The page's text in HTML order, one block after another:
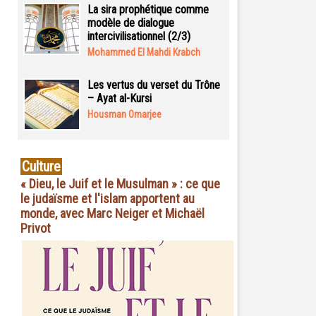
La sira prophétique comme
modèle de dialogue
intercivilisationnel (2/3)
Mohammed El Mahdi Krabch
Les vertus du verset du Trône
– Ayat al-Kursi
Housman Omarjee
Culture
« Dieu, le Juif et le Musulman » : ce que
le judaïsme et l'islam apportent au
monde, avec Marc Neiger et Michaël
Privot